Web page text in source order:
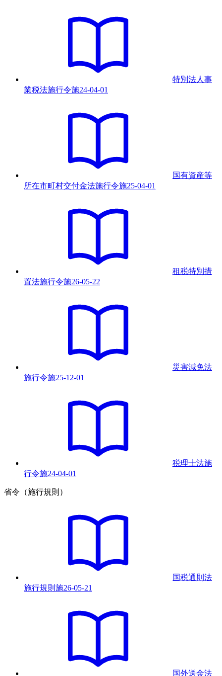
特別法人事
業税法施行令施24-04-01
国有資産等
所在市町村交付金法施行令施25-04-01
租税特別措
置法施行令施26-05-22
災害減免法
施行令施25-12-01
税理士法施
行令施24-04-01
省令（施行規則）
国税通則法
施行規則 施26-05-21
国外送金法